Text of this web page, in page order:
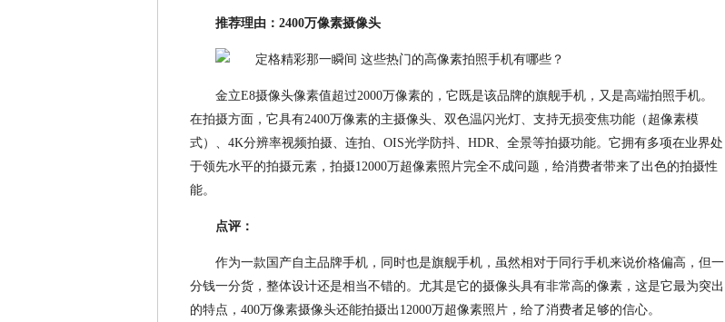
推荐理由：2400万像素摄像头
金立E8摄像头像素值超过2000万像素的，它既是该品牌的旗舰手机，又是高端拍照手机。
在拍摄方面，它具有2400万像素的主摄像头、双色温闪光灯、支持无损变焦功能（超像素模
式）、4K分辨率视频拍摄、连拍、OIS光学防抖、HDR、全景等拍摄功能。它拥有多项在业界处
于领先水平的拍摄元素，拍摄12000万超像素照片完全不成问题，给消费者带来了出色的拍摄性
能。
点评：
作为一款国产自主品牌手机，同时也是旗舰手机，虽然相对于同行手机来说价格偏高，但一
分钱一分货，整体设计还是相当不错的。尤其是它的摄像头具有非常高的像素，这是它最为突出
的特点，400万像素摄像头还能拍摄出12000万超像素照片，给了消费者足够的信心。